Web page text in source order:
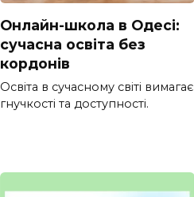
Онлайн-школа в Одесі:
сучасна освіта без
кордонів
Освіта в сучасному світі вимагає
гнучкості та доступності.